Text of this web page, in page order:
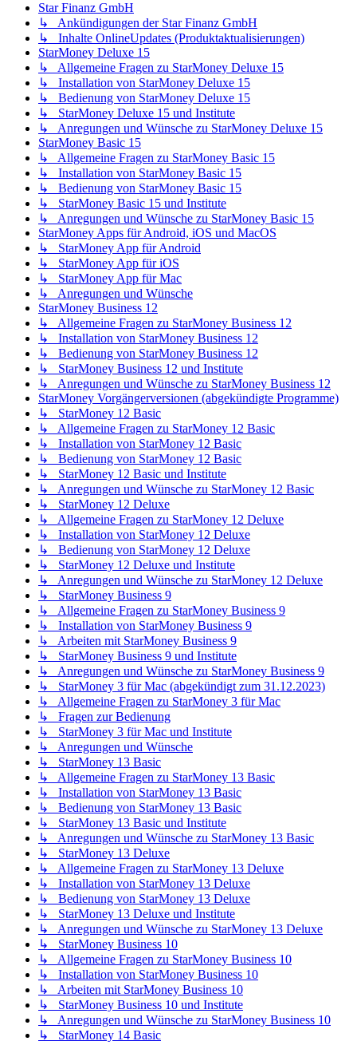
Star Finanz GmbH
↳ Ankündigungen der Star Finanz GmbH
↳ Inhalte OnlineUpdates (Produktaktualisierungen)
StarMoney Deluxe 15
↳ Allgemeine Fragen zu StarMoney Deluxe 15
↳ Installation von StarMoney Deluxe 15
↳ Bedienung von StarMoney Deluxe 15
↳ StarMoney Deluxe 15 und Institute
↳ Anregungen und Wünsche zu StarMoney Deluxe 15
StarMoney Basic 15
↳ Allgemeine Fragen zu StarMoney Basic 15
↳ Installation von StarMoney Basic 15
↳ Bedienung von StarMoney Basic 15
↳ StarMoney Basic 15 und Institute
↳ Anregungen und Wünsche zu StarMoney Basic 15
StarMoney Apps für Android, iOS und MacOS
↳ StarMoney App für Android
↳ StarMoney App für iOS
↳ StarMoney App für Mac
↳ Anregungen und Wünsche
StarMoney Business 12
↳ Allgemeine Fragen zu StarMoney Business 12
↳ Installation von StarMoney Business 12
↳ Bedienung von StarMoney Business 12
↳ StarMoney Business 12 und Institute
↳ Anregungen und Wünsche zu StarMoney Business 12
StarMoney Vorgängerversionen (abgekündigte Programme)
↳ StarMoney 12 Basic
↳ Allgemeine Fragen zu StarMoney 12 Basic
↳ Installation von StarMoney 12 Basic
↳ Bedienung von StarMoney 12 Basic
↳ StarMoney 12 Basic und Institute
↳ Anregungen und Wünsche zu StarMoney 12 Basic
↳ StarMoney 12 Deluxe
↳ Allgemeine Fragen zu StarMoney 12 Deluxe
↳ Installation von StarMoney 12 Deluxe
↳ Bedienung von StarMoney 12 Deluxe
↳ StarMoney 12 Deluxe und Institute
↳ Anregungen und Wünsche zu StarMoney 12 Deluxe
↳ StarMoney Business 9
↳ Allgemeine Fragen zu StarMoney Business 9
↳ Installation von StarMoney Business 9
↳ Arbeiten mit StarMoney Business 9
↳ StarMoney Business 9 und Institute
↳ Anregungen und Wünsche zu StarMoney Business 9
↳ StarMoney 3 für Mac (abgekündigt zum 31.12.2023)
↳ Allgemeine Fragen zu StarMoney 3 für Mac
↳ Fragen zur Bedienung
↳ StarMoney 3 für Mac und Institute
↳ Anregungen und Wünsche
↳ StarMoney 13 Basic
↳ Allgemeine Fragen zu StarMoney 13 Basic
↳ Installation von StarMoney 13 Basic
↳ Bedienung von StarMoney 13 Basic
↳ StarMoney 13 Basic und Institute
↳ Anregungen und Wünsche zu StarMoney 13 Basic
↳ StarMoney 13 Deluxe
↳ Allgemeine Fragen zu StarMoney 13 Deluxe
↳ Installation von StarMoney 13 Deluxe
↳ Bedienung von StarMoney 13 Deluxe
↳ StarMoney 13 Deluxe und Institute
↳ Anregungen und Wünsche zu StarMoney 13 Deluxe
↳ StarMoney Business 10
↳ Allgemeine Fragen zu StarMoney Business 10
↳ Installation von StarMoney Business 10
↳ Arbeiten mit StarMoney Business 10
↳ StarMoney Business 10 und Institute
↳ Anregungen und Wünsche zu StarMoney Business 10
↳ StarMoney 14 Basic